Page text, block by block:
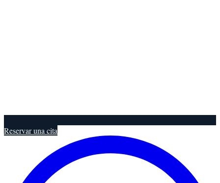
Reservar una cita